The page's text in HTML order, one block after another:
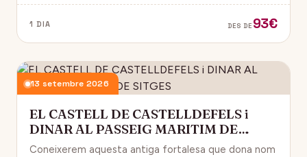
1 DIA DES DE 93€
13 setembre 2026
EL CASTELL DE CASTELLDEFELS i
DINAR AL PASSEIG MARITIM DE
SITGES
Coneixerem aquesta antiga fortalesa que dona nom